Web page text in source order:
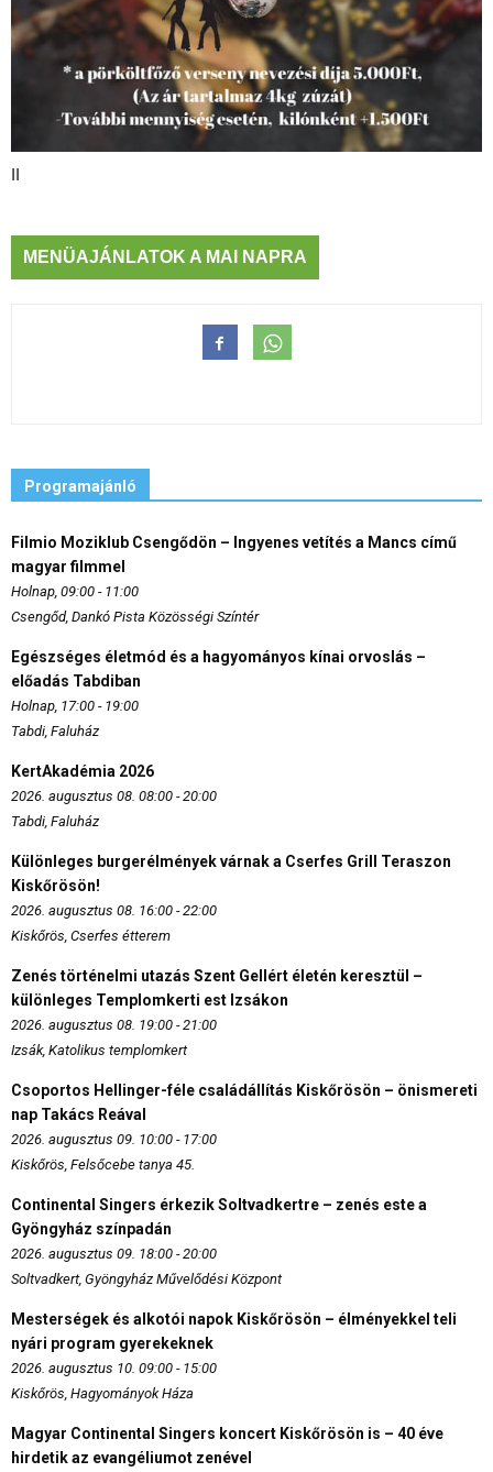
II
MENÜAJÁNLATOK A MAI NAPRA
Programajánló
Filmio Moziklub Csengődön – Ingyenes vetítés a Mancs című
magyar filmmel
Holnap, 09:00 - 11:00
Csengőd, Dankó Pista Közösségi Színtér
Egészséges életmód és a hagyományos kínai orvoslás –
előadás Tabdiban
Holnap, 17:00 - 19:00
Tabdi, Faluház
KertAkadémia 2026
2026. augusztus 08. 08:00 - 20:00
Tabdi, Faluház
Különleges burgerélmények várnak a Cserfes Grill Teraszon
Kiskőrösön!
2026. augusztus 08. 16:00 - 22:00
Kiskőrös, Cserfes étterem
Zenés történelmi utazás Szent Gellért életén keresztül –
különleges Templomkerti est Izsákon
2026. augusztus 08. 19:00 - 21:00
Izsák, Katolikus templomkert
Csoportos Hellinger-féle családállítás Kiskőrösön – önismereti
nap Takács Reával
2026. augusztus 09. 10:00 - 17:00
Kiskőrös, Felsőcebe tanya 45.
Continental Singers érkezik Soltvadkertre – zenés este a
Gyöngyház színpadán
2026. augusztus 09. 18:00 - 20:00
Soltvadkert, Gyöngyház Művelődési Központ
Mesterségek és alkotói napok Kiskőrösön – élményekkel teli
nyári program gyerekeknek
2026. augusztus 10. 09:00 - 15:00
Kiskőrös, Hagyományok Háza
Magyar Continental Singers koncert Kiskőrösön is – 40 éve
hirdetik az evangéliumot zenével